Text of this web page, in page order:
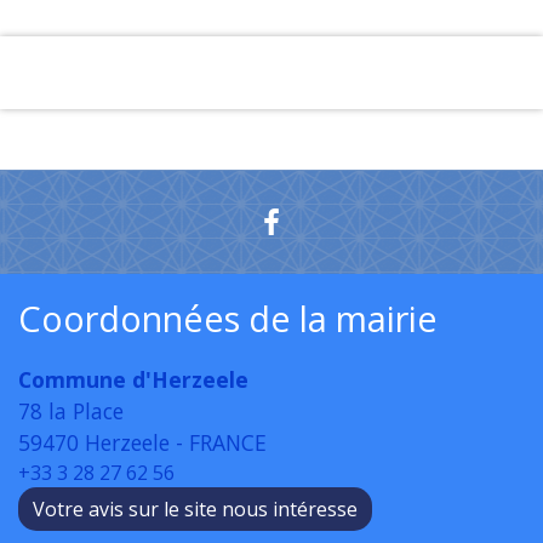
Coordonnées de la mairie
Commune d'Herzeele
78 la Place
59470 Herzeele - FRANCE
+33 3 28 27 62 56
Votre avis sur le site nous intéresse